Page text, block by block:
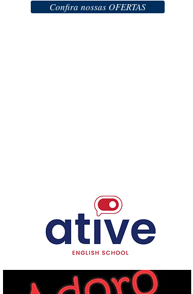
Confira nossas OFERTAS